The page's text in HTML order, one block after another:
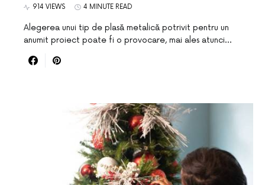
914 VIEWS 4 MINUTE READ
Alegerea unui tip de plasă metalică potrivit pentru un
anumit proiect poate fi o provocare, mai ales atunci…